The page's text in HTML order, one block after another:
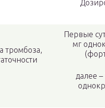
тромбоза,
Первые
мг
далее